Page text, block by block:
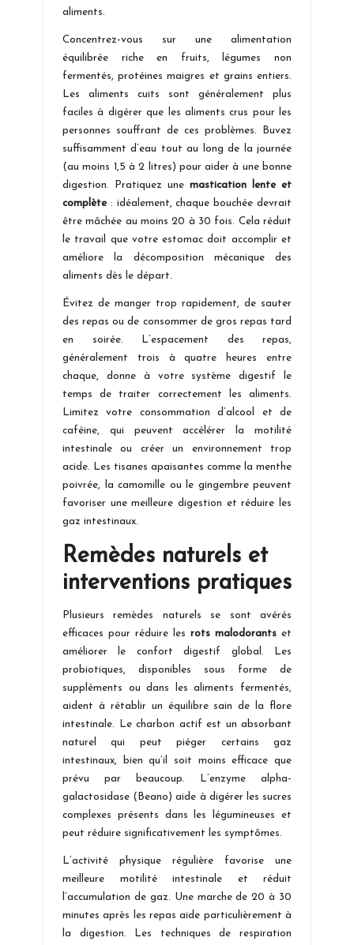
aliments.
Concentrez-vous sur une alimentation
équilibrée riche en fruits, légumes non
fermentés, protéines maigres et grains entiers.
Les aliments cuits sont généralement plus
faciles à digérer que les aliments crus pour les
personnes souffrant de ces problèmes. Buvez
suffisamment d’eau tout au long de la journée
(au moins 1,5 à 2 litres) pour aider à une bonne
digestion. Pratiquez une mastication lente et
complète: idéalement, chaque bouchée devrait
être mâchée au moins 20 à 30 fois. Cela réduit
le travail que votre estomac doit accomplir et
améliore la décomposition mécanique des
aliments dès le départ.
Évitez de manger trop rapidement, de sauter
des repas ou de consommer de gros repas tard
en soirée. L’espacement des repas,
généralement trois à quatre heures entre
chaque, donne à votre système digestif le
temps de traiter correctement les aliments.
Limitez votre consommation d’alcool et de
caféine, qui peuvent accélérer la motilité
intestinale ou créer un environnement trop
acide. Les tisanes apaisantes comme la menthe
poivrée, la camomille ou le gingembre peuvent
favoriser une meilleure digestion et réduire les
gaz intestinaux.
Remèdes naturels et
interventions pratiques
Plusieurs remèdes naturels se sont avérés
efficaces pour réduire les rots malodorants et
améliorer le confort digestif global. Les
probiotiques, disponibles sous forme de
suppléments ou dans les aliments fermentés,
aident à rétablir un équilibre sain de la flore
intestinale. Le charbon actif est un absorbant
naturel qui peut piéger certains gaz
intestinaux, bien qu’il soit moins efficace que
prévu par beaucoup. L’enzyme alpha-
galactosidase (Beano) aide à digérer les sucres
complexes présents dans les légumineuses et
peut réduire significativement les symptômes.
L’activité physique régulière favorise une
meilleure motilité intestinale et réduit
l’accumulation de gaz. Une marche de 20 à 30
minutes après les repas aide particulièrement à
la digestion. Les techniques de respiration